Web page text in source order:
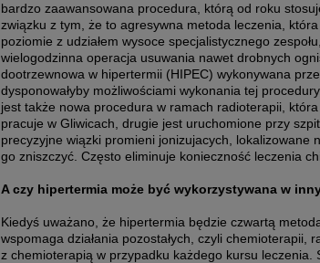
bardzo zaawansowana procedura, którą od roku
związku z tym, że to agresywna metoda leczenia,
poziomie z udziałem wysoce specjalistycznego
wielogodzinna operacja usuwania nawet drobnych
dootrzewnowa w hipertermii (HIPEC) wykonywana
dysponowałyby możliwościami wykonania tej
jest także nowa procedura w ramach radioterapii,
pracuje w Gliwicach, drugie jest uruchomione przy
precyzyjne wiązki promieni jonizujacych, lokalizowane
go zniszczyć. Często eliminuje konieczność leczenia
A czy hipertermia może być wykorzystywana w
Kiedyś uważano, że hipertermia będzie czwartą
wspomaga działania pozostałych, czyli
z chemioterapią w przypadku każdego kursu